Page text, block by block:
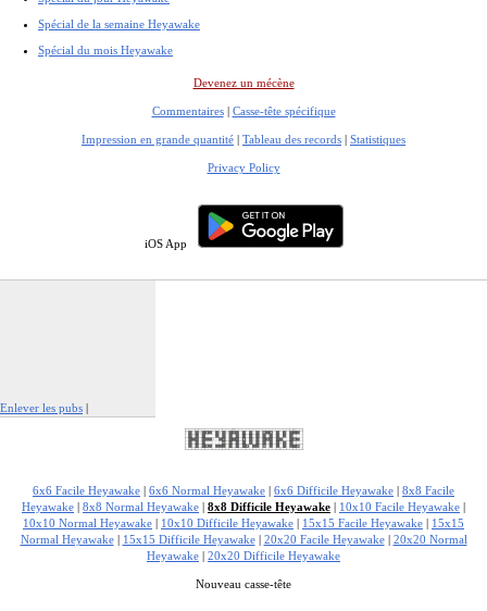
Spécial de la semaine Heyawake
Spécial du mois Heyawake
Devenez un mécène
Commentaires| Casse-tête spécifique
Impression en grande quantité | Tableau des records | Statistiques
Privacy Policy
iOS App
Enlever les pubs |
6x6 Facile Heyawake | 6x6 Normal Heyawake | 6x6 Difficile Heyawake | 8x8 Facile
Heyawake | 8x8 Normal Heyawake | 8x8 Difficile Heyawake | 10x10 Facile Heyawake |
10x10 Normal Heyawake | 10x10 Difficile Heyawake | 15x15 Facile Heyawake | 15x15
Normal Heyawake| 15x15 Difficile Heyawake| 20x20 Facile Heyawake| 20x20 Normal
Heyawake | 20x20 Difficile Heyawake
Nouveau casse-tête